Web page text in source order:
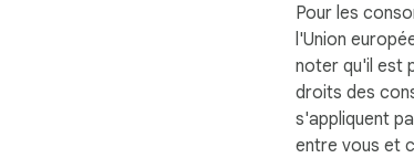
Pour les
l'Union
noter qu'il est
droits des
s'appliquent
entre vous et